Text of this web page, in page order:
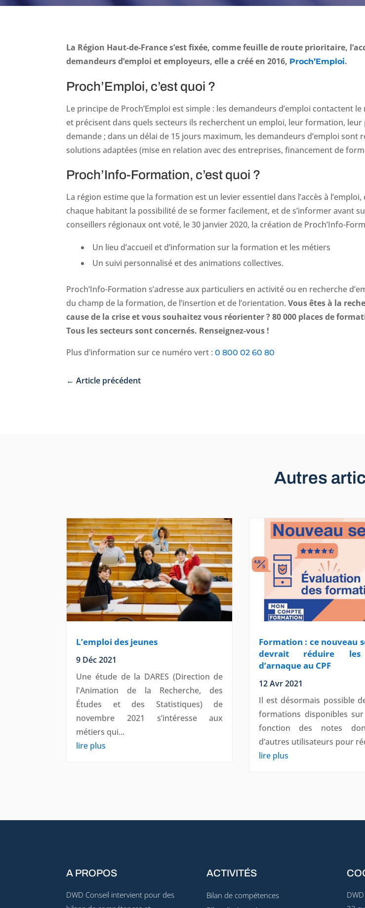
La Région Haut-de-France s’est fixée, comme feuille de route prioritaire,
demandeurs d’emploi et employeurs, elle a créé en 2016, Proch’Emploi.
Proch’Emploi, c’est quoi ?
Le principe de Proch’Emploi est simple : les demandeurs d’emploi contactent
et précisent dans quels secteurs ils recherchent un emploi, leur formation,
demande ; dans un délai de 15 jours maximum, les demandeurs d’emploi
solutions adaptées (mise en relation avec des entreprises, financement de
Proch’Info-Formation, c’est quoi ?
La région estime que la formation est un levier essentiel dans l’accès à
chaque habitant la possibilité de se former facilement, et de s’informer avant
conseillers régionaux ont voté, le 30 janvier 2020, la création de Proch’Info-
Un lieu d’accueil et d’information sur la formation et les métiers
Un suivi personnalisé et des animations collectives.
Proch’Info-Formation s’adresse aux particuliers en activité ou en recherche
du champ de la formation, de l’insertion et de l’orientation.Vous êtes à la
cause de la crise et vous souhaitez vous réorienter ?80 000 places de
Tous les secteurs sont concernés. Renseignez-vous !
Plus d’information sur ce numéro vert :0 800 02 60 80
←Article précédent
Autres
L’emploi des jeunes
9 Déc 2021
Une étude de la DARES (Direction de
l'Animation de la Recherche, des
Études et des Statistiques) de
novembre 2021 s’intéresse aux
métiers qui...
lire plus
Formation : ce nouveau
devrait réduire les
d’arnaque au CPF
12 Avr 2021
Il est désormais possible
formations disponibles
fonction des notes
d’autres utilisateurs pour
lire plus
A PROPOS
DWD Conseil intervient pour des
ACTIVITÉS
Bilan de compétences